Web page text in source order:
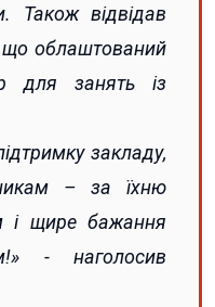
Також відвідав
що облаштований
для занять із
закладу,
– за їхню
і щире бажання
- наголосив